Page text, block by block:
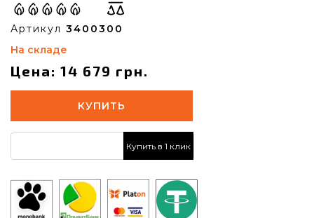
Артикул 3400300
На складе
Цена: 14 679 грн.
КУПИТЬ
Купить в 1 клик